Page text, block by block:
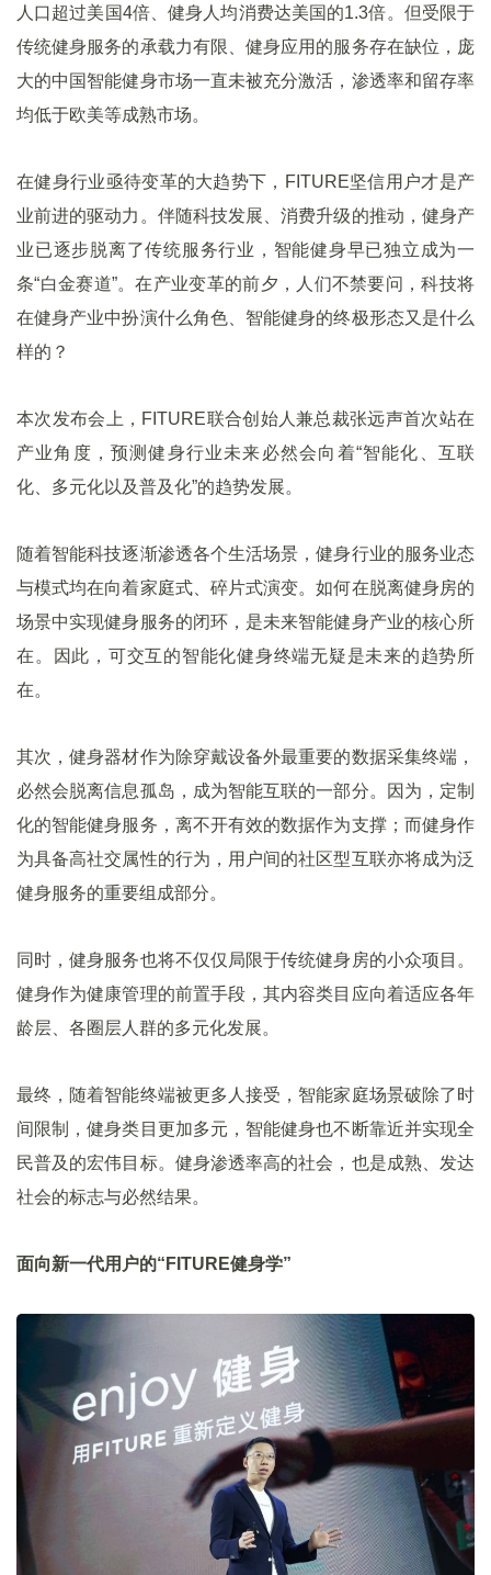
人口超过美国4倍、健身人均消费达美国的1.3倍。但受限于
传统健身服务的承载力有限、健身应用的服务存在缺位，庞
大的中国智能健身市场一直未被充分激活，渗透率和留存率
均低于欧美等成熟市场。
在健身行业亟待变革的大趋势下，FITURE坚信用户才是产
业前进的驱动力。伴随科技发展、消费升级的推动，健身产
业已逐步脱离了传统服务行业，智能健身早已独立成为一
条“白金赛道”。在产业变革的前夕，人们不禁要问，科技将
在健身产业中扮演什么角色、智能健身的终极形态又是什么
样的？
本次发布会上，FITURE联合创始人兼总裁张远声首次站在
产业角度，预测健身行业未来必然会向着“智能化、互联
化、多元化以及普及化”的趋势发展。
随着智能科技逐渐渗透各个生活场景，健身行业的服务业态
与模式均在向着家庭式、碎片式演变。如何在脱离健身房的
场景中实现健身服务的闭环，是未来智能健身产业的核心所
在。因此，可交互的智能化健身终端无疑是未来的趋势所
在。
其次，健身器材作为除穿戴设备外最重要的数据采集终端，
必然会脱离信息孤岛，成为智能互联的一部分。因为，定制
化的智能健身服务，离不开有效的数据作为支撑；而健身作
为具备高社交属性的行为，用户间的社区型互联亦将成为泛
健身服务的重要组成部分。
同时，健身服务也将不仅仅局限于传统健身房的小众项目。
健身作为健康管理的前置手段，其内容类目应向着适应各年
龄层、各圈层人群的多元化发展。
最终，随着智能终端被更多人接受，智能家庭场景破除了时
间限制，健身类目更加多元，智能健身也不断靠近并实现全
民普及的宏伟目标。健身渗透率高的社会，也是成熟、发达
社会的标志与必然结果。
面向新一代用户的“FITURE健身学”